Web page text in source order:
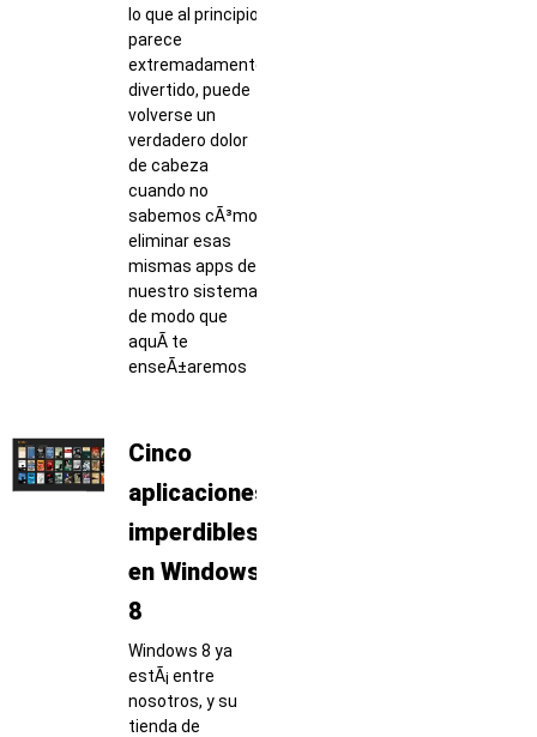
lo que al principio
parece
extremadamente
divertido, puede
volverse un
verdadero dolor
de cabeza
cuando no
sabemos cÃ³mo
eliminar esas
mismas apps de
nuestro sistema,
de modo que
aquÃ­ te
enseÃ±aremos
Cinco
aplicaciones
imperdibles
en Windows
8
Windows 8 ya
estÃ¡ entre
nosotros, y su
tienda de